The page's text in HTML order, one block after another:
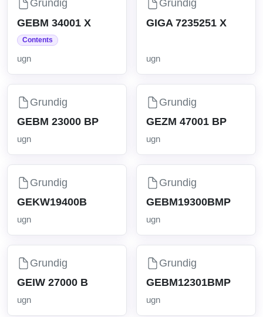
Grundig
GEBM 34001 X
Contents
ugn
Grundig
GIGA 7235251 X
ugn
Grundig
GEBM 23000 BP
ugn
Grundig
GEZM 47001 BP
ugn
Grundig
GEKW19400B
ugn
Grundig
GEBM19300BMP
ugn
Grundig
GEIW 27000 B
ugn
Grundig
GEBM12301BMP
ugn